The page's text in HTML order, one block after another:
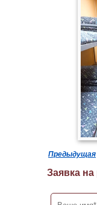
Предыдущая
Заявка